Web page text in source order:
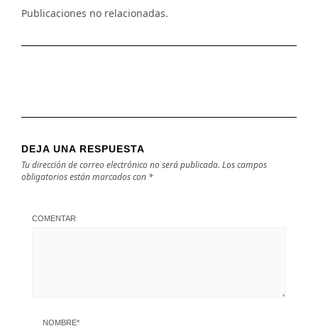
Publicaciones no relacionadas.
DEJA UNA RESPUESTA
Tu dirección de correo electrónico no será publicada. Los campos
obligatorios están marcados con *
COMENTAR
NOMBRE*